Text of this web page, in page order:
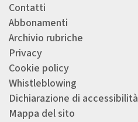
Contatti
Abbonamenti
Archivio rubriche
Privacy
Cookie policy
Whistleblowing
Dichiarazione di accessibilità
Mappa del sito